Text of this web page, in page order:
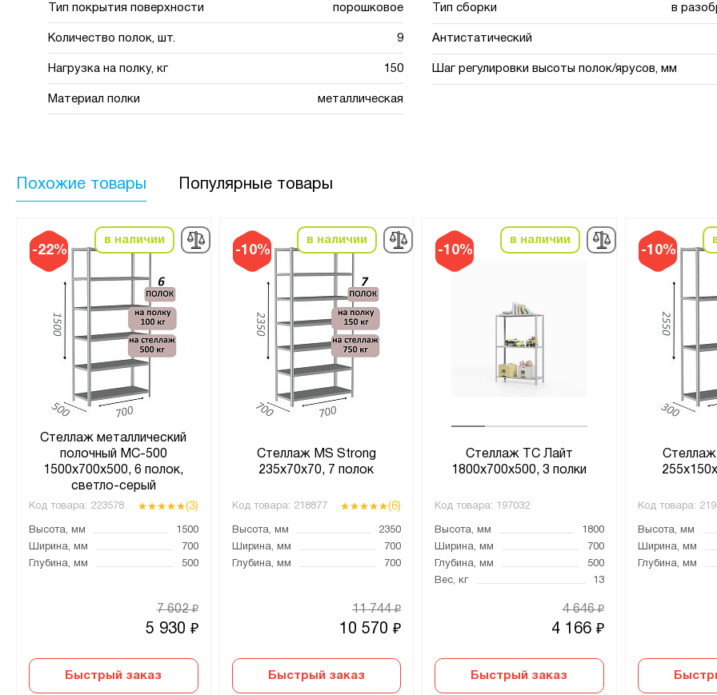
Тип покрытия поверхности порошковое
Количество полок, шт. 9
Нагрузка на полку, кг 150
Материал полки металлическая
Тип сборки в
Антистатический
Шаг регулировки высоты полок/ярусов, мм
Похожие товары Популярные товары
-22%
в наличии
Стеллаж металлический
полочный МС-500
1500х700х500, 6 полок,
светло-серый
Код товара: 223578 (3)
Высота, мм
1500
Ширина, мм
700
Глубина, мм
500
5 930 ₽
7 602₽
Быстрый заказ
-10%
в наличии
Стеллаж MS Strong
235х70х70, 7 полок
Код товара: 218877 (6)
Высота, мм
2350
Ширина, мм
700
Глубина, мм
700
10 570 ₽
11 744₽
Быстрый заказ
-10%
в наличии
Стеллаж ТС Лайт
1800х700х500, 3 полки
Код товара: 197032
Высота, мм
1800
Ширина, мм
700
Глубина, мм
500
Вес, кг
13
4 166 ₽
4 646₽
Быстрый заказ
-10%
Код товара:
Высота, мм
Ширина, мм
Глубина, мм